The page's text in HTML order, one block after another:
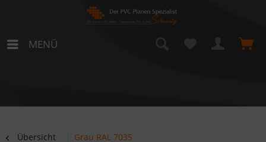
MENÜ
Übersicht Grau RAL 7035